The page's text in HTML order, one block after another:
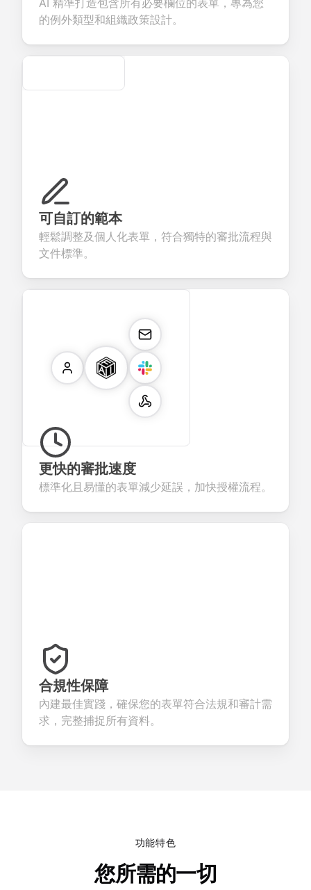
creation.
candidate
AI 精準打造包含所有必要欄位的表單，專為您
的例外類型和組織政策設計。
Secure
可自訂的範本
輕鬆調整及個人化表單，符合獨特的審批流程與
文件標準。
更快的審批速度
標準化且易懂的表單減少延誤，加快授權流程。
合規性保障
內建最佳實踐，確保您的表單符合法規和審計需
求，完整捕捉所有資料。
功能特色
您所需的一切